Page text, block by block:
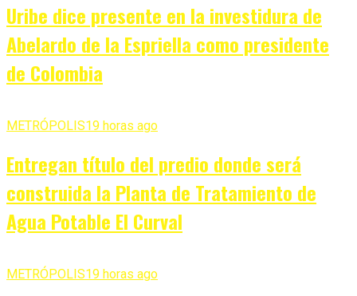
Uribe dice presente en la investidura de
Abelardo de la Espriella como presidente
de Colombia
METRÓPOLIS19 horas ago
Entregan título del predio donde será
construida la Planta de Tratamiento de
Agua Potable El Curval
METRÓPOLIS19 horas ago